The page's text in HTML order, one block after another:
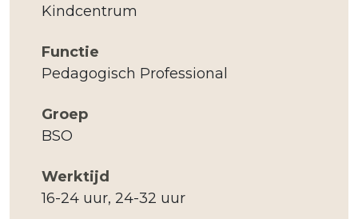
Kindcentrum
Functie
Pedagogisch Professional
Groep
BSO
Werktijd
16-24 uur, 24-32 uur